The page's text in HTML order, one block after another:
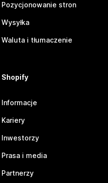
Pozycjonowanie stron
Wysyłka
Waluta i tłumaczenie
Shopify
Informacje
Kariery
Inwestorzy
Prasa i media
Partnerzy